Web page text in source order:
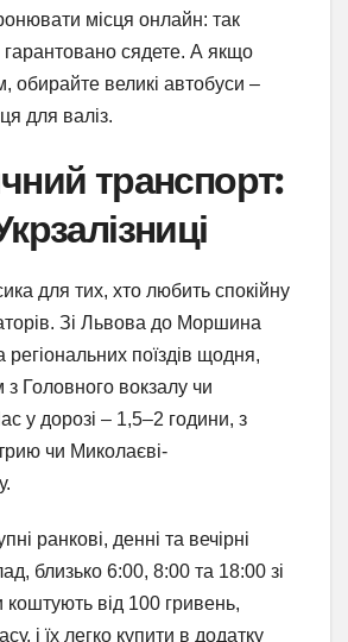
місця онлайн: так
гарантовано сядете. А якщо
обирайте великі автобуси –
для валіз.
транспорт:
для тих, хто любить спокійну
Зі Львова до Моршина
регіональних поїздів щодня,
Головного вокзалу чи
у дорозі – 1,5–2 години, з
чи Миколаєві-
ранкові, денні та вечірні
близько 6:00, 8:00 та 18:00 зі
від 100 гривень,
і їх легко купити в додатку